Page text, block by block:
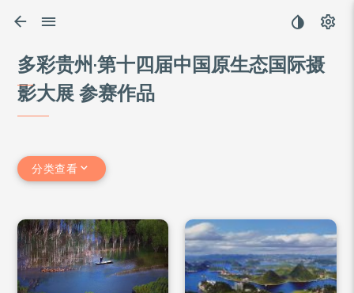
多彩贵州·第十四届中国原生态国际摄
影大展 参赛作品
分类查看